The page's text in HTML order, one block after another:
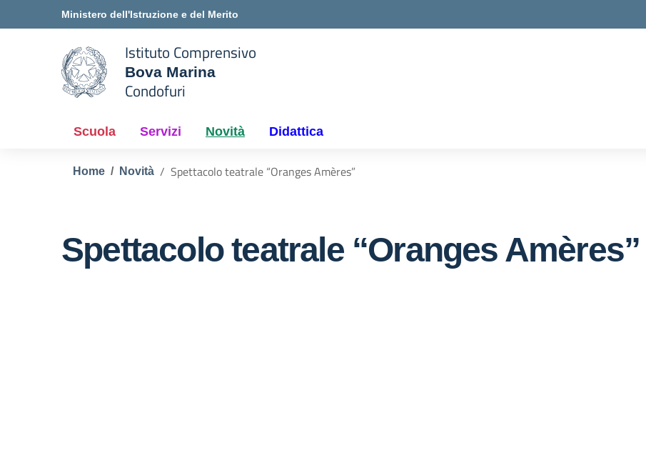
Vai ai contenuti
Vai al menu di navigazioneMinistero dell'Istruzione e del Merito
scuola
Istituto Comprensivo
Bova Marina
Condofuri
Scuola Servizi Novità Didattica
Home Novità Spettacolo teatrale “Oranges Amères”
Spettacolo teatrale “Oranges Amères”